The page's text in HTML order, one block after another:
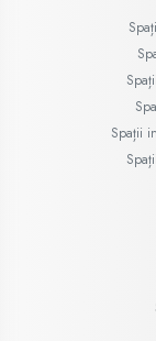
Spații